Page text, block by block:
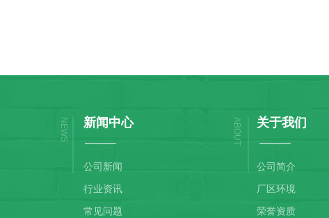
NEWS 新闻中心
公司新闻
行业资讯
常见问题
ABOUT 关于我们
公司简介
厂区环境
荣誉资质